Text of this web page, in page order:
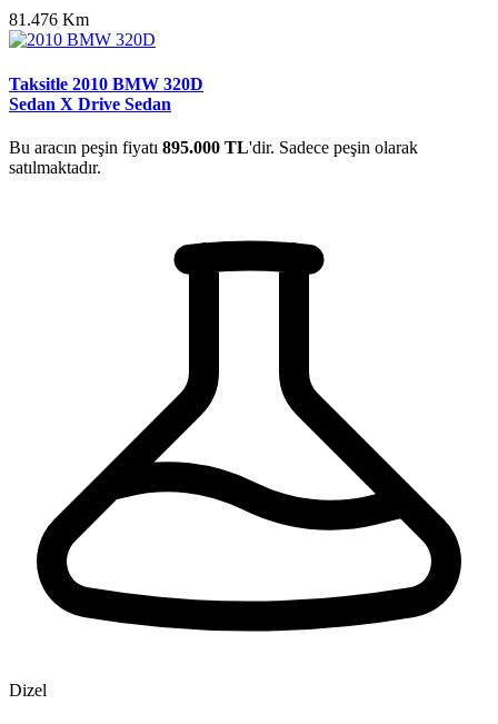
81.476 Km
Taksitle 2010 BMW 320D
Sedan X Drive Sedan
Bu aracın peşin fiyatı 895.000 TL'dir. Sadece peşin olarak
satılmaktadır.
Dizel